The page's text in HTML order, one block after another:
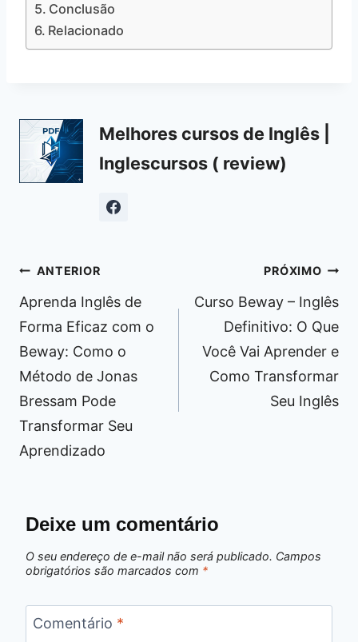
Conclusão
Relacionado
Melhores cursos de Inglês |
Inglescursos ( review)
Navegação
de
Post
ANTERIOR
Aprenda Inglês de
Forma Eficaz com o
Beway: Como o
Método de Jonas
Bressam Pode
Transformar Seu
Aprendizado
PRÓXIMO
Curso Beway – Inglês
Definitivo: O Que
Você Vai Aprender e
Como Transformar
Seu Inglês
Deixe um comentário
O seu endereço de e-mail não será publicado. Campos
obrigatórios são marcados com *
Comentário *